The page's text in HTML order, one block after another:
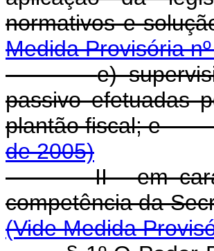
normativos
Medida Provisória
e)
passivo efetuadas
plantão
de 2005)
II - em
competência
(Vide Medida